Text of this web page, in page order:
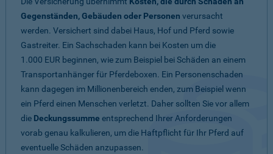
Gegenständen, Gebäuden oder Personen verursacht
werden. Versichert sind dabei Haus, Hof und Pferd sowie
Gastreiter. Ein Sachschaden kann bei Kosten um die
1.000 EUR beginnen, wie zum Beispiel bei Schäden an einem
Transportanhänger für Pferdeboxen. Ein Personenschaden
kann dagegen im Millionenbereich enden, zum Beispiel wenn
ein Pferd einen Menschen verletzt. Daher sollten Sie vor allem
die Deckungssumme entsprechend Ihrer Anforderungen
vorab genau kalkulieren, um die Haftpflicht für Ihr Pferd auf
eventuelle Schäden anzupassen.